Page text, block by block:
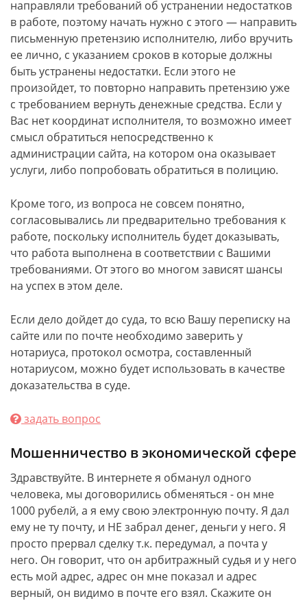
направляли требований об устранении недостатков
в работе, поэтому начать нужно с этого — направить
письменную претензию исполнителю, либо вручить
ее лично, с указанием сроков в которые должны
быть устранены недостатки. Если этого не
произойдет, то повторно направить претензию уже
с требованием вернуть денежные средства. Если у
Вас нет координат исполнителя, то возможно имеет
смысл обратиться непосредственно к
администрации сайта, на котором она оказывает
услуги, либо попробовать обратиться в полицию.
Кроме того, из вопроса не совсем понятно,
согласовывались ли предварительно требования к
работе, поскольку исполнитель будет доказывать,
что работа выполнена в соответствии с Вашими
требованиями. От этого во многом зависят шансы
на успех в этом деле.
Если дело дойдет до суда, то всю Вашу переписку на
сайте или по почте необходимо заверить у
нотариуса, протокол осмотра, составленный
нотариусом, можно будет использовать в качестве
доказательства в суде.
задать вопрос
Мошенничество в экономической сфере
Здравствуйте. В интернете я обманул одного
человека, мы договорились обменяться - он мне
1000 рубелй, а я ему свою электронную почту. Я дал
ему не ту почту, и НЕ забрал денег, деньги у него. Я
просто прервал сделку т.к. передумал, а почта у
него. Он говорит, что он арбитражный судья и у него
есть мой адрес, адрес он мне показал и адрес
верный, он видимо в почте его взял. Скажите он